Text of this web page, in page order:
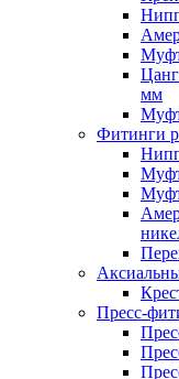
мм
Фитинги
Пресс-